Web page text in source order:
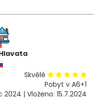
Skvělé
Pobyt v A6+1
| Vloženo: 15.7.2024